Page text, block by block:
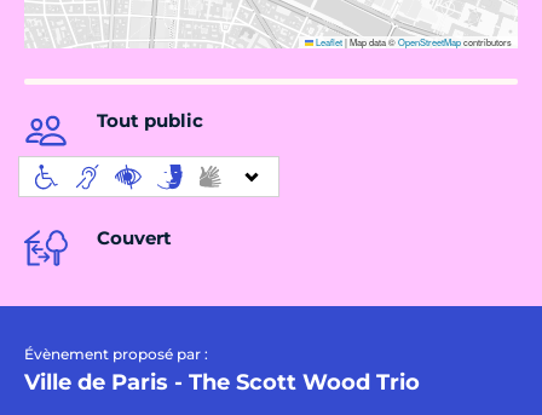
Leaflet|Map data ©OpenStreetMapcontributors
Tout public
Couvert
Évènement proposé par :
Ville de Paris - The Scott Wood Trio